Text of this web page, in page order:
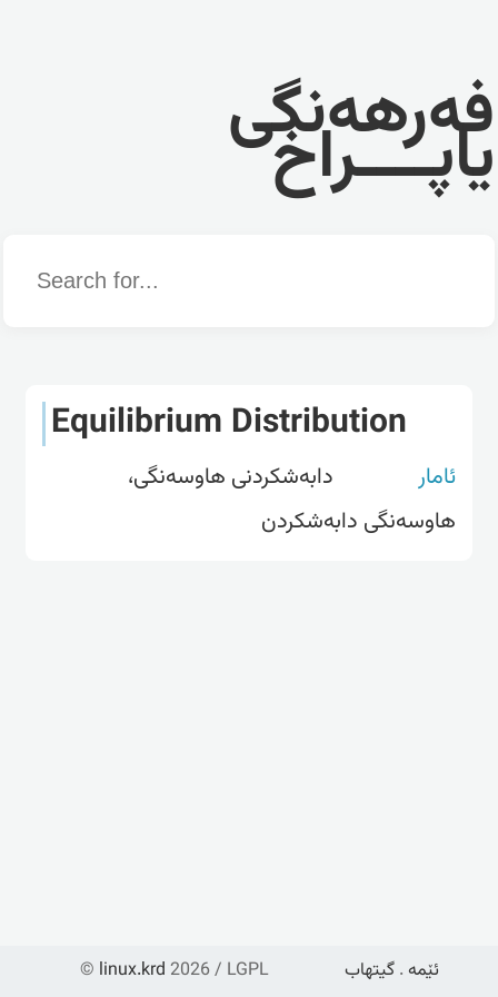
فەرهەنگی
یاپــــراخ
Word
Equilibrium Distribution
ئامار
دابەشکردنی هاوسەنگی،
هاوسەنگی دابەشکردن
© linux.krd 2026 / LGPL ئێمە . گیتهاب